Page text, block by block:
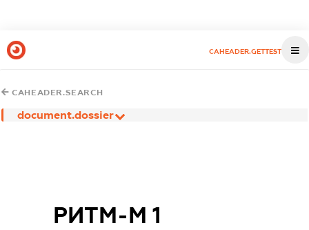
CAHEADER.GETTEST
CAHEADER.SEARCH
document.dossier
РИТМ-М 1